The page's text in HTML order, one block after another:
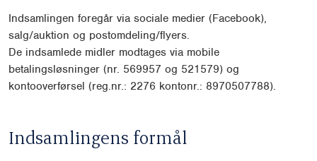
Indsamlingen foregår via sociale medier (Facebook),
salg/auktion og postomdeling/flyers.
De indsamlede midler modtages via mobile
betalingsløsninger (nr. 569957 og 521579) og
kontooverførsel (reg.nr.: 2276 kontonr.: 8970507788).
Indsamlingens formål